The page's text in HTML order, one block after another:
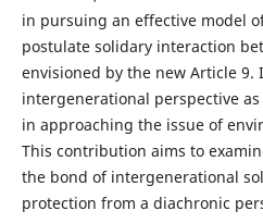
in pursuing an effective model
postulate solidary interaction
envisioned by the new Article 9.
intergenerational perspective
in approaching the issue of
This contribution aims to
the bond of intergenerational
protection from a diachronic